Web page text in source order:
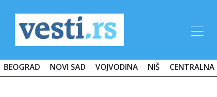
BEOGRAD NOVI SAD VOJVODINA NIŠ CENTRALNA